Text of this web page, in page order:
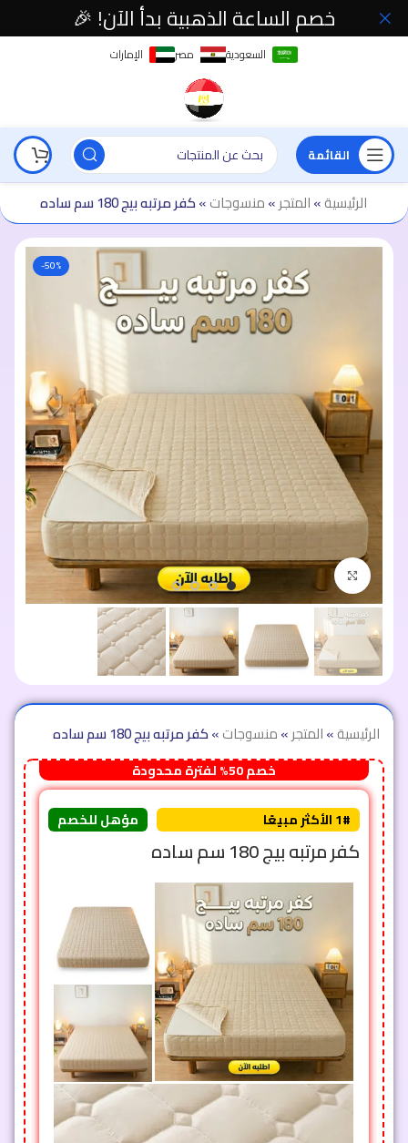
السعودية مصر الإمارات
القائمة
الرئيسية»المتجر»منسوجات»كفر مرتبه بيج 180 سم ساده
-50%
اضغط للتكبير
الرئيسية»المتجر»منسوجات»كفر مرتبه بيج 180 سم ساده
خصم 50% لفترة محدودة
1# الأكثر مبيعًا مؤهل للخصم
كفر مرتبه بيج 180 سم ساده
خصم الساعة الذهبية بدأ الآن! 🎉